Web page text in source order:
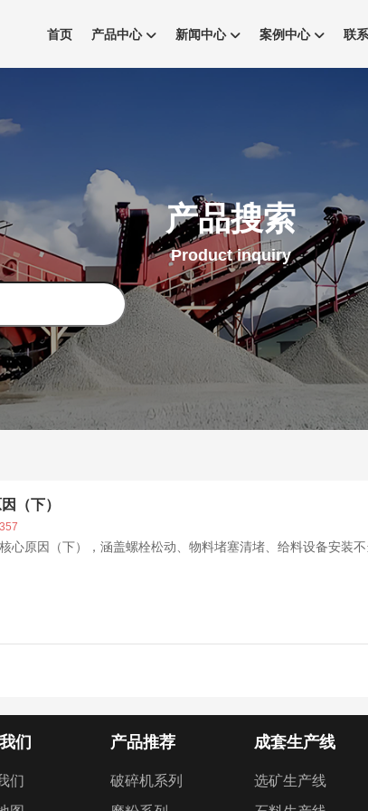
首页 产品中心 新闻中心 案例中心 联
产品搜索
Product inquiry
搜
索
（下）
心原因（下），涵盖螺栓松动、物料堵塞清堵、给料设备安装
们
们
产品推荐
破碎机系列
成套生产线
选矿生产线